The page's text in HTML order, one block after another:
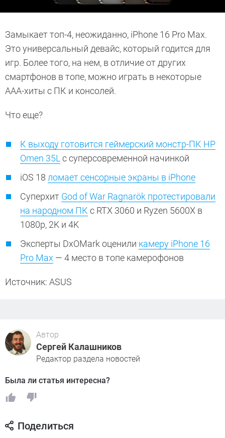
Замыкает топ-4, неожиданно, iPhone 16 Pro Max.
Это универсальный девайс, который годится для
игр. Более того, на нем, в отличие от других
смартфонов в топе, можно играть в некоторые
ААА-хиты с ПК и консолей.
Что еще?
К выходу готовится геймерский монстр-ПК HP
Omen 35L с суперсовременной начинкой
iOS 18 ломает сенсорные экраны в iPhone
Суперхит God of War Ragnarök протестировали
на народном ПК с RTX 3060 и Ryzen 5600X в
1080p, 2K и 4K
Эксперты DxOMark оценили камеру iPhone 16
Pro Max — 4 место в топе камерофонов
Источник: ASUS
Автор
Сергей Калашников
Редактор раздела новостей
Была ли статья интересна?
Поделиться